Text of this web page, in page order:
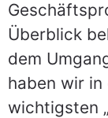
Überblick
dem
haben wir in
wichtigsten